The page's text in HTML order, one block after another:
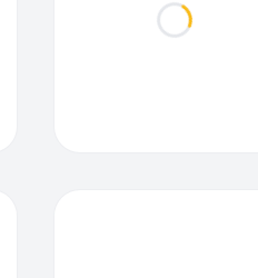
Loading...